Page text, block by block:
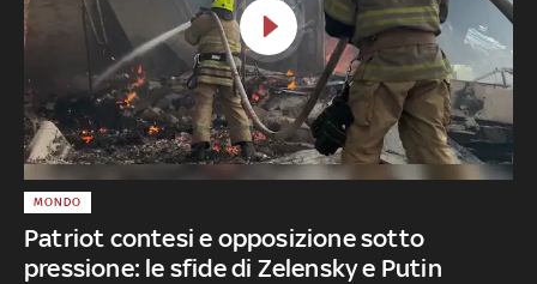
Patriot contesi e opposizione sotto
pressione: le sfide di Zelensky e Putin
MONDO